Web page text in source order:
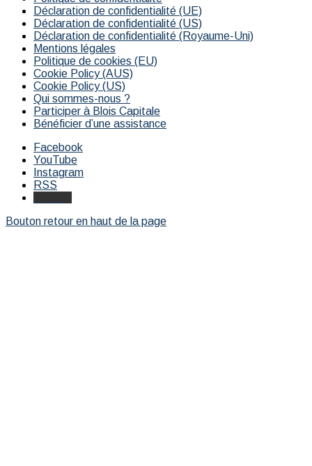
Déclaration de confidentialité (UE)
Déclaration de confidentialité (US)
Déclaration de confidentialité (Royaume-Uni)
Mentions légales
Politique de cookies (EU)
Cookie Policy (AUS)
Cookie Policy (US)
Qui sommes-nous ?
Participer à Blois Capitale
Bénéficier d’une assistance
Facebook
YouTube
Instagram
RSS
Bouton retour en haut de la page